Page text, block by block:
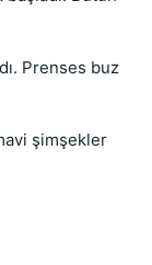
Prenses buz
şimşekler